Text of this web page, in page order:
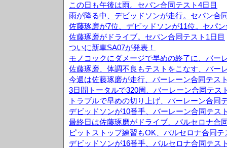
この日も午後は雨。セパン合同テスト4日目
雨が降る中、デビッドソンが走行。セパン合
佐藤琢磨が7位、デビッドソンが11位。セパ
佐藤琢磨がドライブ。セパン合同テスト1日目
ついに新車SA07が発表！
モノコックにダメージで早めの終了に、バー
佐藤琢磨、体調不良もテストをこなす、バー
今週は佐藤琢磨が走行、バーレーン合同テス
3日間トータルで320周、バーレーン合同テス
トラブルで早めの切り上げ、バーレーン合同
デビッドソンが10番手、バーレーン合同テス
最終日は佐藤琢磨がドライブ、バルセロナ合
ピットストップ練習もOK、バルセロナ合同テ
デビッドソンが16番手、バルセロナ合同テス